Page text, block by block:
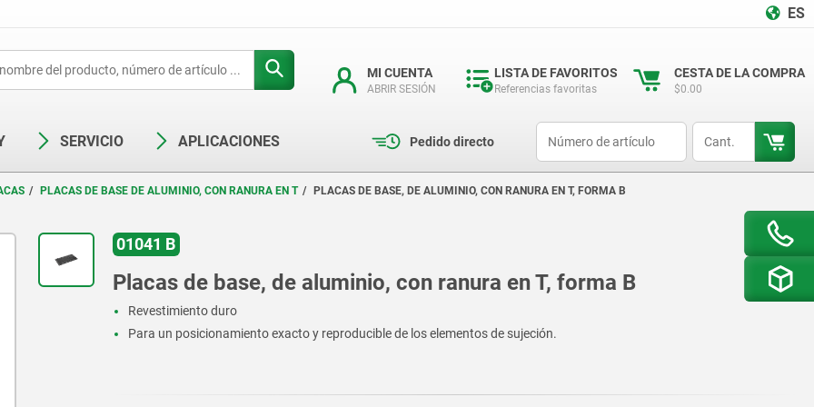
ES
MI CUENTA
ABRIR SESIÓN
LISTA DE FAVORITOS
Referencias favoritas
CESTA DE LA COMPRA
$0.00
SERVICIO APLICACIONES Pedido directo
PLACAS DE BASE DE ALUMINIO, CON RANURA EN T PLACAS DE BASE, DE ALUMINIO, CON RANURA EN T, FORMA B
01041 B
Placas de base, de aluminio, con ranura en T, forma B
Revestimiento duro
Para un posicionamiento exacto y reproducible de los elementos de sujeción.